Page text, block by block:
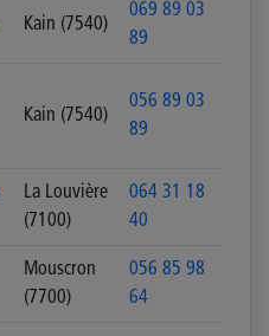
Kain (7540)
069 89 03
89
Kain (7540)
056 89 03
89
La Louvière
(7100)
064 31 18
40
Mouscron
(7700)
056 85 98
64